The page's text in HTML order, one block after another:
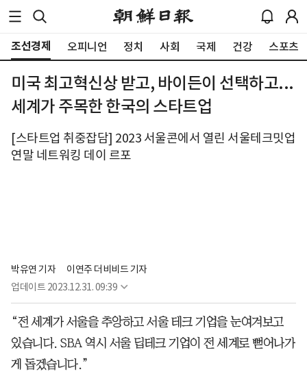
조선경제 오피니언 정치 사회 국제 건강 스포츠
미국 최고혁신상 받고, 바이든이 선택하고...
세계가 주목한 한국의 스타트업
[스타트업 취중잡담] 2023 서울콘에서 열린 서울테크밋업
연말 네트워킹 데이 르포
박유연 기자
이연주 더비비드 기자
업데이트 2023.12.31. 09:39
“전 세계가 서울을 추앙하고 서울 테크 기업을 눈여겨보고
있습니다. SBA 역시 서울 딥테크 기업이 전 세계로 뻗어나가
게 돕겠습니다.”